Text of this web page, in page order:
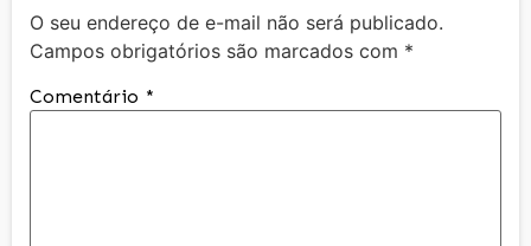
O seu endereço de e-mail não será publicado.
Campos obrigatórios são marcados com *
Comentário *